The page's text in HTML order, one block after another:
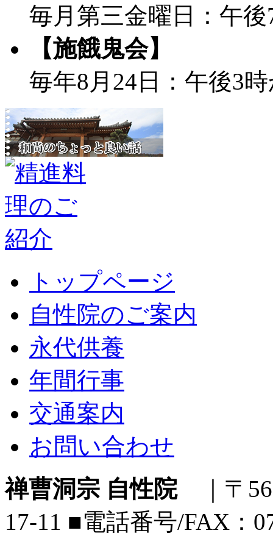
毎月第三金曜日：午
【施餓鬼会】
毎年8月24日：午後3
トップページ
自性院のご案内
永代供養
年間行事
交通案内
お問い合わせ
禅曹洞宗 自性院｜〒
17-11 ■電話番号/FAX：